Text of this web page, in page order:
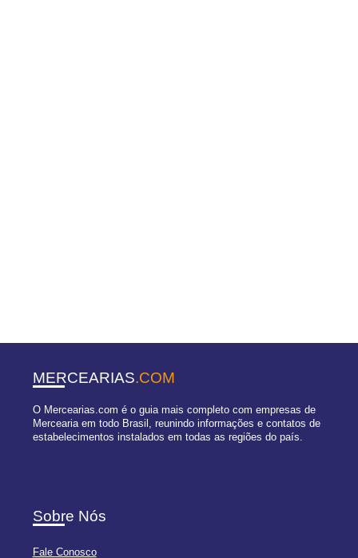
MERCEARIAS.COM
O Mercearias.com é o guia mais completo com empresas de
Mercearia em todo Brasil, reunindo informações e contatos de
estabelecimentos instalados em todas as regiões do país.
Sobre Nós
Fale Conosco